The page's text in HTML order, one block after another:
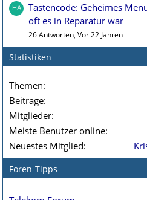
Tastencode: Geheimes
oft es in Reparatur war
26 Antworten, Vor 22 Jahren
Statistiken
Themen
Beiträge
Mitglieder
Meiste Benutzer online
Neuestes Mitglied
Foren-Tipps